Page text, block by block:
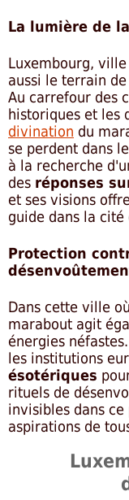
La lumière de
Luxembourg,
aussi le terrain
Au carrefour des
historiques et les
divination du
se perdent dans
à la recherche
des réponses
et ses visions
guide dans la
Protection
Dans cette ville
marabout agit
énergies
les institutions
ésotériques
rituels de
invisibles dans
aspirations de